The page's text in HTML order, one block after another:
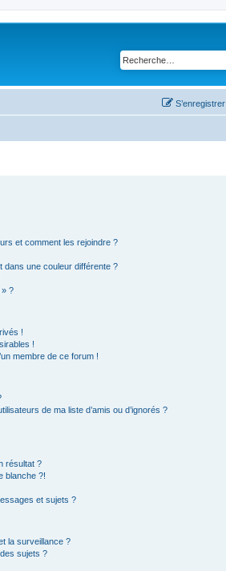
S’enregistrer
et comment les rejoindre ?
dans une couleur différente ?
» ?
!
!
membre de ce forum !
de ma liste d’amis ou d’ignorés ?
résultat ?
blanche ?!
et sujets ?
la surveillance ?
sujets ?